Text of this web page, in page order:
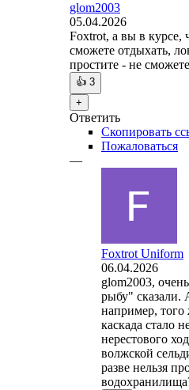
glom2003
05.04.2026
Foxtrot, а вы в курсе,
сможете отдыхать,
простите - не
👍 3
+
Ответить
Скопировать
Пожаловаться
—
Foxtrot Uniform
06.04.2026
glom2003,
рыбу" сказали.
например,
каскада стало
нерестового
волжской
разве нельзя